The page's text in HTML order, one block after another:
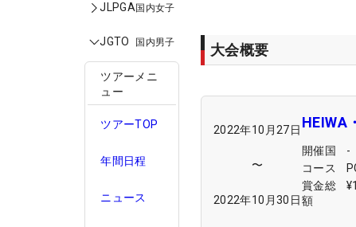
JLPGA国内女子
JGTO 国内男子
ツアーメニ
ュー
ツアーTOP
年間日程
ニュース
大会概要
2022年10月27日
〜
2022年10月30日
HEIWA
開催国
-
コース
賞金総
額